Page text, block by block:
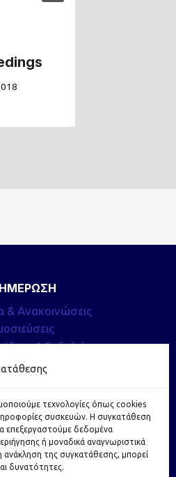
τεχνολογίες όπως cookies
συσκευών. Η συγκατάθεση
επεξεργαστούμε δεδομένα
ή μοναδικά αναγνωριστικά
της συγκατάθεσης, μπορεί
δυνατότητες.
& Ανακοινώσεις
& Εκδηλώσεις